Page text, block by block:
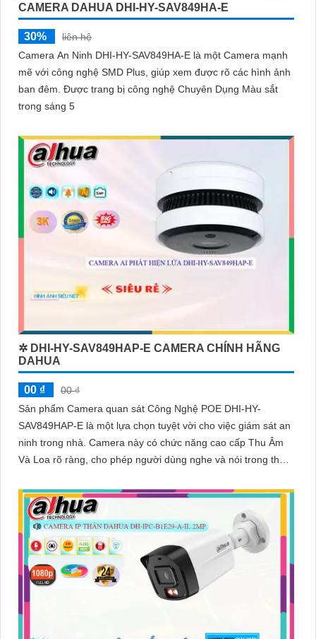
CAMERA DAHUA DHI-HY-SAV849HA-E
30%
liên hệ
Camera An Ninh DHI-HY-SAV849HA-E là một Camera mạnh
mẽ với công nghệ SMD Plus, giúp xem được rõ các hình ảnh
ban đêm. Được trang bị công nghệ Chuyên Dụng Màu sắt
trong sáng 5
✲ DHI-HY-SAV849HAP-E CAMERA CHÍNH HÃNG
DAHUA
00 ₫
00 ₫
Sản phẩm Camera quan sát Công Nghệ POE DHI-HY-
SAV849HAP-E là một lựa chọn tuyệt vời cho việc giám sát an
ninh trong nhà. Camera này có chức năng cao cấp Thu Âm
Và Loa rõ ràng, cho phép người dùng nghe và nói trong thời